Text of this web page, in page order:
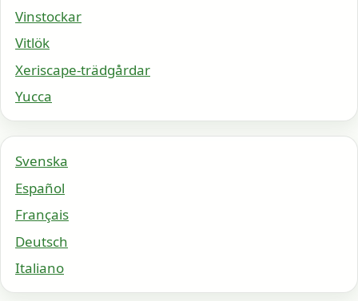
Vinstockar
Vitlök
Xeriscape-trädgårdar
Yucca
Svenska
Español
Français
Deutsch
Italiano